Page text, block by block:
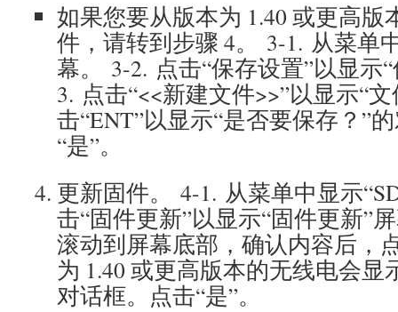
如果您要从版本为 1.40 或更高版
件，请转到步骤 4。 3-1. 从菜单
幕。 3-2. 点击“保存设置”以显示
3. 点击“<<新建文件>>”以显示“
击“ENT”以显示“是否要保存？”
“是”。
更新固件。 4-1. 从菜单中显示
击“固件更新”以显示“固件更新”
滚动到屏幕底部，确认内容后，
为 1.40 或更高版本的无线电会
对话框。点击“是”。